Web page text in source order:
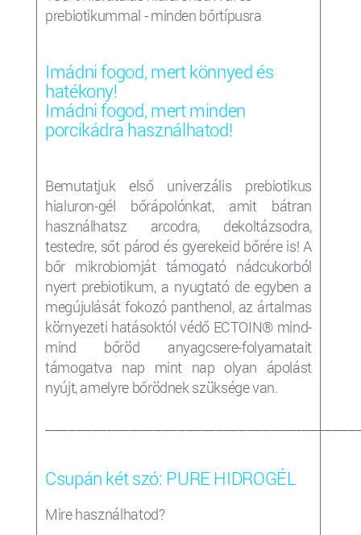
prebiotikummal - minden bőrtípusra
Imádni fogod, mert könnyed és
hatékony!
Imádni fogod, mert minden
porcikádra használhatod!
Bemutatjuk első univerzális prebiotikus
hialuron-gél bőrápolónkat, amit bátran
használhatsz arcodra, dekoltázsodra,
testedre, sőt párod és gyerekeid bőrére is!A
bőr mikrobiomját támogató nádcukorból
nyert prebiotikum, a nyugtató de egyben a
megújulását fokozó panthenol, az ártalmas
környezeti hatásoktól védő ECTOIN® mind-
mind bőröd anyagcsere-folyamatait
támogatva nap mint nap olyan ápolást
nyújt, amelyre bőrödnek szüksége van.
Csupán két szó: PURE HIDROGÉL
Mire használhatod?